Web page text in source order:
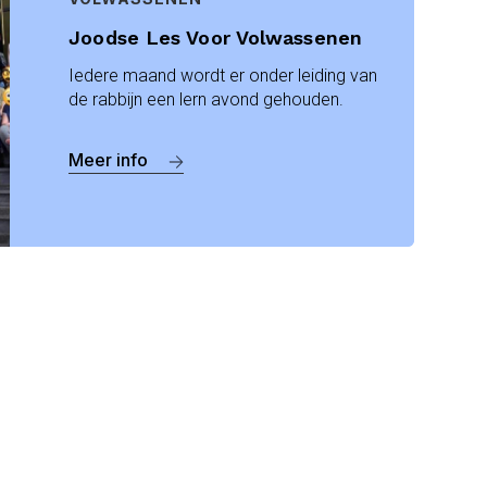
Joodse Les Voor Volwassenen
Iedere maand wordt er onder leiding van
de rabbijn een lern avond gehouden.
Meer info